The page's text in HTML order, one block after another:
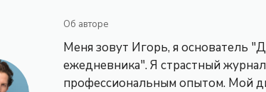
Об авторе
Меня зовут Игорь, я основатель
ежедневника". Я страстный
профессиональным опытом. Мой